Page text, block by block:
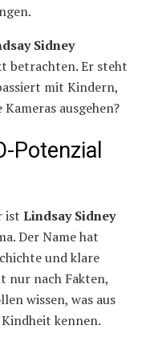
Sidney
betrachten. Er steht
mit Kindern,
ausgehen?
Potenzial
ist Lindsay Sidney
Der Name hat
und klare
nur nach Fakten,
wissen, was aus
kennen.